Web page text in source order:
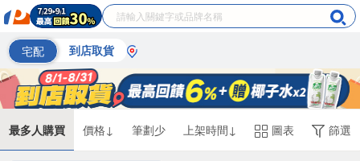
宅配 到店取貨
最多人購買 價格↓ 筆劃少 上架時間↓ 圖表 篩選